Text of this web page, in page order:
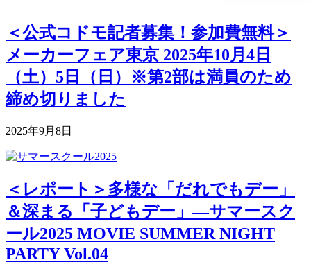
＜公式コドモ記者募集！参加費無料＞
メーカーフェア東京 2025年10月4日
（土）5日（日）※第2部は満員のため
締め切りました
2025年9月8日
＜レポート＞多様な「だれでもデー」
＆深まる「子どもデー」―サマースク
ール2025 MOVIE SUMMER NIGHT
PARTY Vol.04